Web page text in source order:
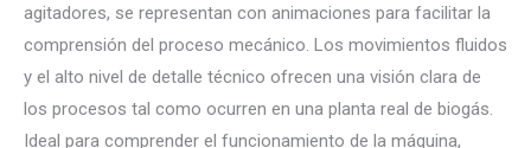
agitadores, se representan con animaciones para facilitar la
comprensión del proceso mecánico. Los movimientos fluidos
y el alto nivel de detalle técnico ofrecen una visión clara de
los procesos tal como ocurren en una planta real de biogás.
Ideal para comprender el funcionamiento de la máquina,